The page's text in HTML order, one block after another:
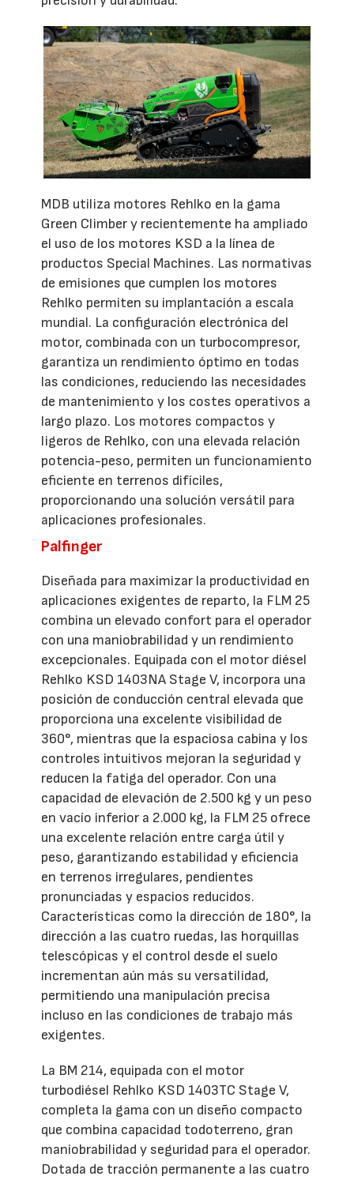
MDB utiliza motores Rehlko en la gama
Green Climber y recientemente ha ampliado
el uso de los motores KSD a la línea de
productos Special Machines. Las normativas
de emisiones que cumplen los motores
Rehlko permiten su implantación a escala
mundial. La configuración electrónica del
motor, combinada con un turbocompresor,
garantiza un rendimiento óptimo en todas
las condiciones, reduciendo las necesidades
de mantenimiento y los costes operativos a
largo plazo. Los motores compactos y
ligeros de Rehlko, con una elevada relación
potencia-peso, permiten un funcionamiento
eficiente en terrenos difíciles,
proporcionando una solución versátil para
aplicaciones profesionales.
Palfinger
Diseñada para maximizar la productividad en
aplicaciones exigentes de reparto, la FLM 25
combina un elevado confort para el operador
con una maniobrabilidad y un rendimiento
excepcionales. Equipada con el motor diésel
Rehlko KSD 1403NA Stage V, incorpora una
posición de conducción central elevada que
proporciona una excelente visibilidad de
360°, mientras que la espaciosa cabina y los
controles intuitivos mejoran la seguridad y
reducen la fatiga del operador. Con una
capacidad de elevación de 2.500 kg y un peso
en vacío inferior a 2.000 kg, la FLM 25 ofrece
una excelente relación entre carga útil y
peso, garantizando estabilidad y eficiencia
en terrenos irregulares, pendientes
pronunciadas y espacios reducidos.
Características como la dirección de 180°, la
dirección a las cuatro ruedas, las horquillas
telescópicas y el control desde el suelo
incrementan aún más su versatilidad,
permitiendo una manipulación precisa
incluso en las condiciones de trabajo más
exigentes.
La BM 214, equipada con el motor
turbodiésel Rehlko KSD 1403TC Stage V,
completa la gama con un diseño compacto
que combina capacidad todoterreno, gran
maniobrabilidad y seguridad para el operador.
Dotada de tracción permanente a las cuatro